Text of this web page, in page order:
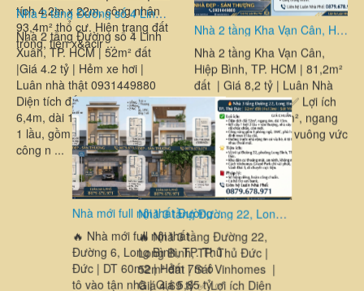
tích 4,2m x 22m, công nhận
93,4m² thổ cư. Hiện trạng đất
trống, tiện x&acir ...
Nhà 3 tầng Nguyễn Văn Lịch,
Linh Xuân, TP. HCM | 50m²
đất | Giá 5,5 tỷ | Hẻm xe hơi
quay đầu | Luân nhà thật
0931449880 ✅ Lợi ích Diện
tích đất 50m², ngang 3,8m,
dài 6,5m. Kết cấu 1 trệt 2 ...
Nhà 2 tầng Đường số 4 Linh Xuân, TP. HCM | 52m² đất |Giá 4.2 tỷ | Hẻm xe hơi | Luân nhà thật 0931449880
Nhà 2 tầng Đường số 4 Linh
Xuân, TP. HCM | 52m² đất
|Giá 4.2 tỷ | Hẻm xe hơi |
Luân nhà thật 0931449880
Diện tích đất 52m², ngang